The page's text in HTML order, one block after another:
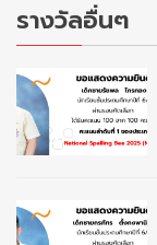
รางวัลอื่นๆ